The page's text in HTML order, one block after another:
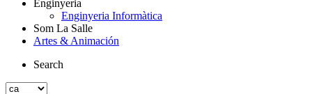
Enginyeria
Enginyeria Informàtica
Som La Salle
Artes & Animación
Search